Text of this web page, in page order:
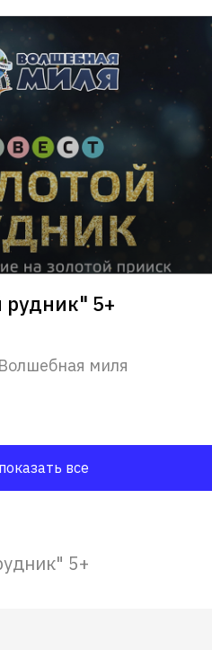
рудник" 5+
миля
показать все
5+